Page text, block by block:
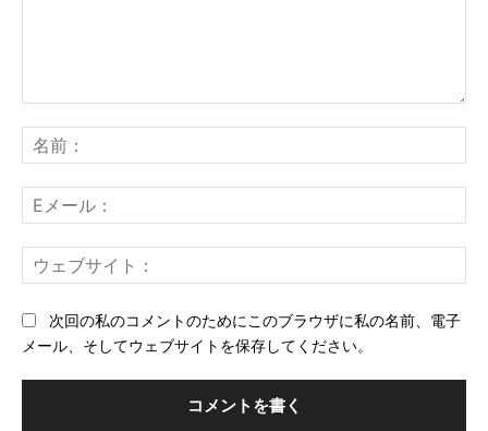
ン
ト：
前
メ
ー
ェ
次回の私のコメントのためにこのブラウザに私の名前、電子
メール、そしてウェブサイトを保存してください。